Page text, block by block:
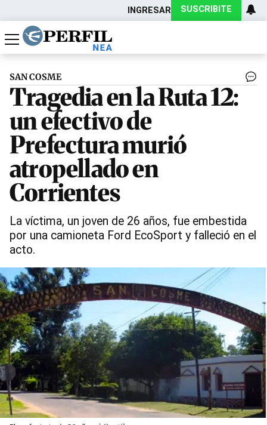
INGRESAR SUSCRIBITE
Política
Economía
Actualidad
SAN COSME
Tragedia en la Ruta 12:
un efectivo de
Prefectura murió
atropellado en
Corrientes
La víctima, un joven de 26 años, fue embestida
por una camioneta Ford EcoSport y falleció en el
acto.